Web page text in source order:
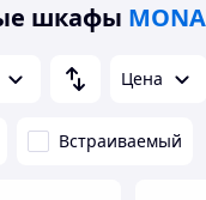
шкафы
Цена
Встраиваемый